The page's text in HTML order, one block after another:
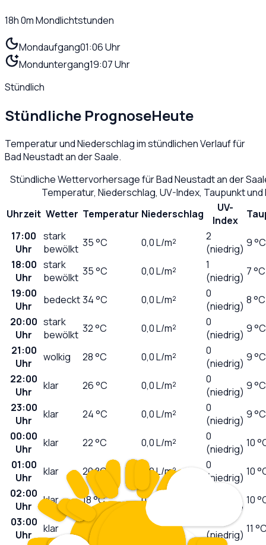
18h 0mMondlichtstunden
Mondaufgang01:06 Uhr
Monduntergang19:07 Uhr
Stündlich
Stündliche PrognoseHeute
Temperatur und Niederschlag im stündlichen Verlauf für
Bad Neustadt an der Saale.
Stündliche Wettervorhersage fürBad Neustadt an der
Temperatur, Niederschlag, UV-Index, Taupunkt
Uhrzeit Wetter Temperatur Niederschlag
UV-
Index
17:00
Uhr
stark
bewölkt 35°C 0,0L/m²
2
(niedrig) 9 °C
18:00
Uhr
stark
bewölkt 35°C 0,0L/m²
1
(niedrig) 7 °C
19:00
Uhr
bedeckt34°C 0,0L/m²
0
(niedrig) 8 °C
20:00
Uhr
stark
bewölkt 32°C 0,0L/m²
0
(niedrig) 9 °C
21:00
Uhr
wolkig 28°C 0,0L/m²
0
(niedrig) 9 °C
22:00
Uhr
klar 26°C 0,0L/m²
0
(niedrig) 9 °C
23:00
Uhr
klar 24°C 0,0L/m²
0
(niedrig) 9 °C
00:00
Uhr
klar 22°C 0,0L/m²
0
(niedrig) 10
01:00
Uhr
klar 20°C 0,0L/m²
0
(niedrig) 10
02:00
Uhr
klar 18°C 0,0
(niedrig) 10
03:00
Uhr
klar 17°C L/m²
(niedrig) 11